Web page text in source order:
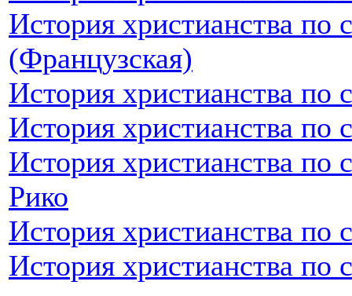
История христианства по
(Французская)
История христианства
История христианства по
История христианства по
Рико
История христианства
История христианства по